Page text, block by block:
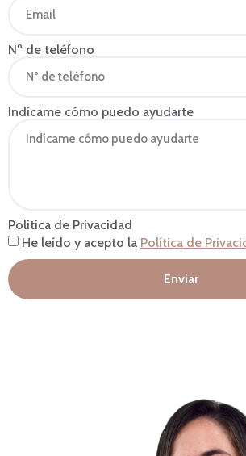
Nº de teléfono
Indícame cómo puedo ayudarte
Politica de Privacidad
He leído y acepto la Política de
Enviar